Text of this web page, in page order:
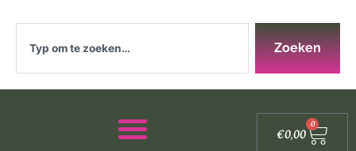
Zoeken
€0,00
0